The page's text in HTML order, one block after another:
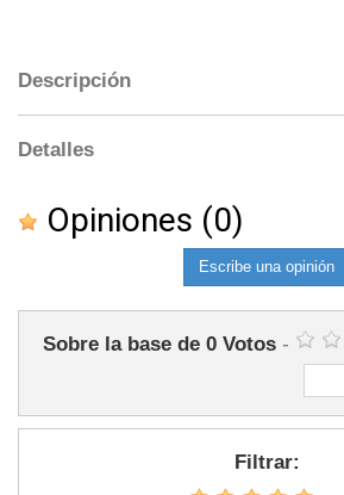
Descripción
Detalles
Opiniones (0)
Escribe una opinión
Sobre la base de 0 Votos -
Filtrar: